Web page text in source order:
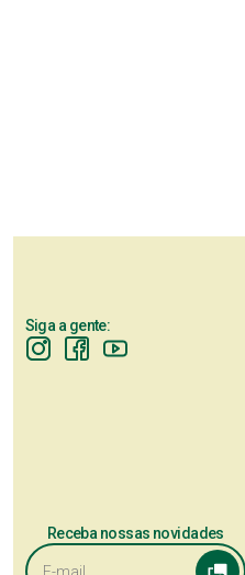
Siga a gente:
Receba nossas novidades